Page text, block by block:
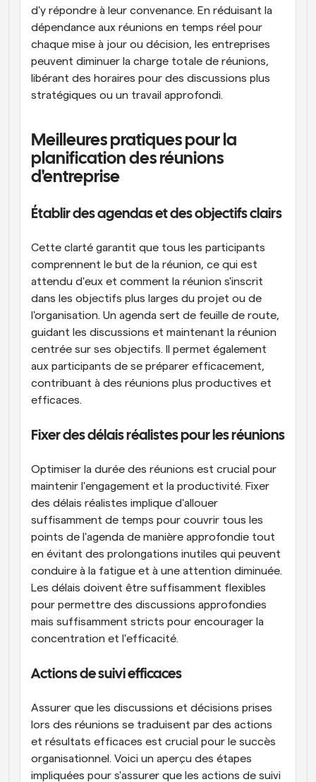
d'y répondre à leur convenance. En réduisant la
dépendance aux réunions en temps réel pour
chaque mise à jour ou décision, les entreprises
peuvent diminuer la charge totale de réunions,
libérant des horaires pour des discussions plus
stratégiques ou un travail approfondi.
Meilleures pratiques pour la
planification des réunions
d'entreprise
Établir des agendas et des objectifs clairs
Cette clarté garantit que tous les participants
comprennent le but de la réunion, ce qui est
attendu d'eux et comment la réunion s'inscrit
dans les objectifs plus larges du projet ou de
l'organisation. Un agenda sert de feuille de route,
guidant les discussions et maintenant la réunion
centrée sur ses objectifs. Il permet également
aux participants de se préparer efficacement,
contribuant à des réunions plus productives et
efficaces.
Fixer des délais réalistes pour les réunions
Optimiser la durée des réunions est crucial pour
maintenir l'engagement et la productivité. Fixer
des délais réalistes implique d'allouer
suffisamment de temps pour couvrir tous les
points de l'agenda de manière approfondie tout
en évitant des prolongations inutiles qui peuvent
conduire à la fatigue et à une attention diminuée.
Les délais doivent être suffisamment flexibles
pour permettre des discussions approfondies
mais suffisamment stricts pour encourager la
concentration et l'efficacité.
Actions de suivi efficaces
Assurer que les discussions et décisions prises
lors des réunions se traduisent par des actions
et résultats efficaces est crucial pour le succès
organisationnel. Voici un aperçu des étapes
impliquées pour s'assurer que les actions de suivi